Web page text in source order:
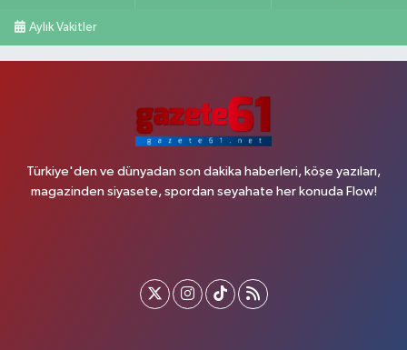
Aylık Vakitler
Türkiye'den ve dünyadan son dakika haberleri, köşe yazıları,
magazinden siyasete, spordan seyahate her konuda Flow!